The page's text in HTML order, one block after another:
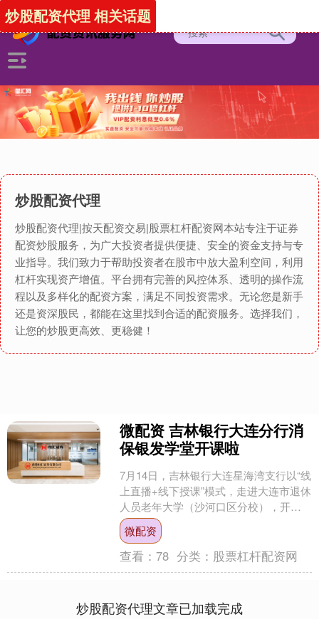
炒股配资代理
炒股配资代理|按天配资交易|股票杠杆配资网本站专注于证券
配资炒股服务，为广大投资者提供便捷、安全的资金支持与专
业指导。我们致力于帮助投资者在股市中放大盈利空间，利用
杠杆实现资产增值。平台拥有完善的风控体系、透明的操作流
程以及多样化的配资方案，满足不同投资需求。无论您是新手
还是资深股民，都能在这里找到合适的配资服务。选择我们，
让您的炒股更高效、更稳健！
炒股配资代理 相关话题
微配资 吉林银行大连分行消
保银发学堂开课啦
7月14日，吉林银行大连星海湾支行以“线
上直播+线下授课”模式，走进大连市退休
人员老年大学（沙河口区分校），开展
智能手机应用与金融教育公开课，旨在
助力银发一族跨....
微配资
查看：78 分类： 股票杠杆配资网
炒股配资代理文章已加载完成